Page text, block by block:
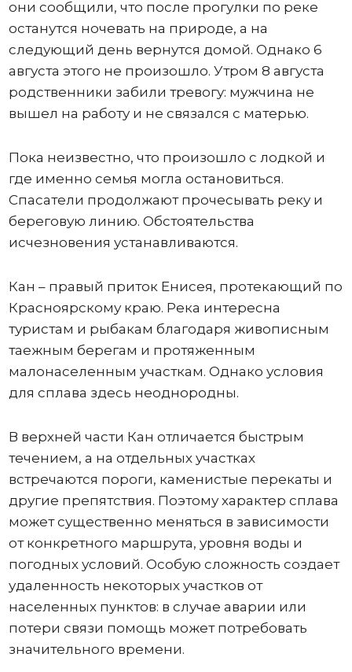
они сообщили, что после прогулки по реке
останутся ночевать на природе, а на
следующий день вернутся домой. Однако 6
августа этого не произошло. Утром 8 августа
родственники забили тревогу: мужчина не
вышел на работу и не связался с матерью.
Пока неизвестно, что произошло с лодкой и
где именно семья могла остановиться.
Спасатели продолжают прочесывать реку и
береговую линию. Обстоятельства
исчезновения устанавливаются.
Кан – правый приток Енисея, протекающий по
Красноярскому краю. Река интересна
туристам и рыбакам благодаря живописным
таежным берегам и протяженным
малонаселенным участкам. Однако условия
для сплава здесь неоднородны.
В верхней части Кан отличается быстрым
течением, а на отдельных участках
встречаются пороги, каменистые перекаты и
другие препятствия. Поэтому характер сплава
может существенно меняться в зависимости
от конкретного маршрута, уровня воды и
погодных условий. Особую сложность создает
удаленность некоторых участков от
населенных пунктов: в случае аварии или
потери связи помощь может потребовать
значительного времени.